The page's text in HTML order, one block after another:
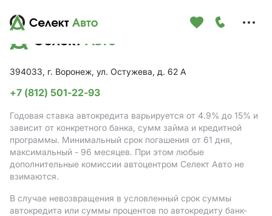
394033, г. Воронеж, ул. Остужева, д. 62 А
+7 (812) 501-22-93
Годовая ставка автокредита варьируется от 4.9% до 15% и
зависит от конкретного банка, сумм займа и кредитной
программы. Минимальный срок погашения от 61 дня,
максимальный - 96 месяцев. При этом любые
дополнительные комиссии автоцентром Селект Авто не
взимаются.
В случае невозвращения в условленный срок суммы
автокредита или суммы процентов по автокредиту банк-